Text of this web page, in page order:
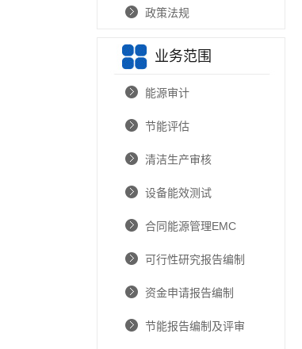
政策法规
业务范围
能源审计
节能评估
清洁生产审核
设备能效测试
合同能源管理EMC
可行性研究报告编制
资金申请报告编制
节能报告编制及评审